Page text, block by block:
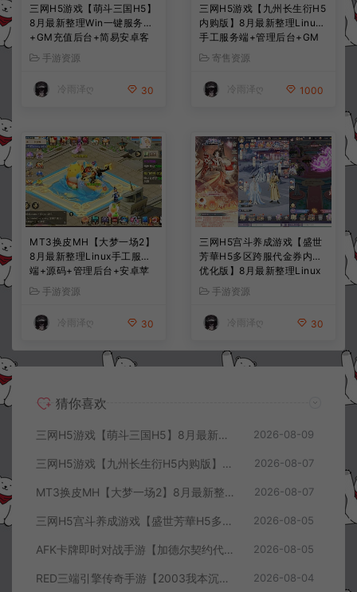
三网H5游戏【萌斗三国H5】
8月最新整理Win一键服务端
+GM充值后台+简易安卓客
户端+详细搭建教程+视频教
手游资源
冷雨泽ღ 30
三网H5游戏【九州长生衍H5
内购版】8月最新整理Linux
手工服务端+管理后台+GM
授权后台+简易安卓客户端
+详细搭建教程+视频教程
寄售资源
冷雨泽ღ 1000
MT3换皮MH【大梦一场2】
8月最新整理Linux手工服务
端+源码+管理后台+安卓苹
果双端+详细搭建教程+视频
教程
手游资源
冷雨泽ღ 30
三网H5宫斗养成游戏【盛世
芳華H5多区跨服代金券内购
优化版】8月最新整理Linux
手工服务端+CDK授权后台
+全资源安卓+详细搭建教程
+视频教程
手游资源
冷雨泽ღ 30
猜你喜欢
三网H5游戏【萌斗三国H5】8月最新整理Win一键服务端+GM充值后台+简易安卓客户端+详细搭建教程+视频教程 2026-08-09
三网H5游戏【九州长生衍H5内购版】8月最新整理Linux手工服务端+管理后台+GM授权后台+简易安卓客户端+详细搭建教程+视频教程 2026-08-07
MT3换皮MH【大梦一场2】8月最新整理Linux手工服务端+源码+管理后台+安卓苹果双端+详细搭建教程+视频教程 2026-08-07
三网H5宫斗养成游戏【盛世芳華H5多区跨服代金券内购优化版】8月最新整理Linux手工服务端+CDK授权后台+全资源安卓+详细搭建教程+视频教程 2026-08-05
AFK卡牌即时对战手游【加德尔契约代金券内购修复版】8月最新整理Linux手工服务端+前后端全套源码+CDK授权后台+安卓苹果双端+详细搭建教程+视频教程 2026-08-05
RED三端引擎传奇手游【2003我本沉默三职业】8月最新整理Win一键服务端+PC安卓+详细搭建教程 2026-08-04